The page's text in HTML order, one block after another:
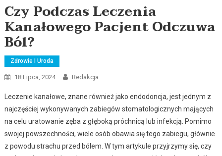
Czy Podczas Leczenia
Kanałowego Pacjent Odczuwa
Ból?
Zdrowie I Uroda
18 Lipca, 2024 Redakcja
Leczenie kanałowe, znane również jako endodoncja, jest jednym z
najczęściej wykonywanych zabiegów stomatologicznych mających
na celu uratowanie zęba z głęboką próchnicą lub infekcją. Pomimo
swojej powszechności, wiele osób obawia się tego zabiegu, głównie
z powodu strachu przed bólem. W tym artykule przyjrzymy się, czy